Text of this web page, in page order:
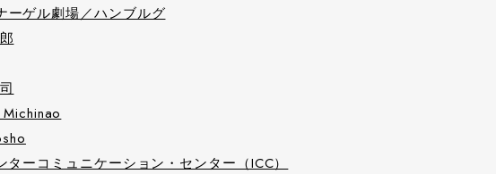
ーゲル劇場／ハンブルグ
ターコミュニケーション・センター（ICC）